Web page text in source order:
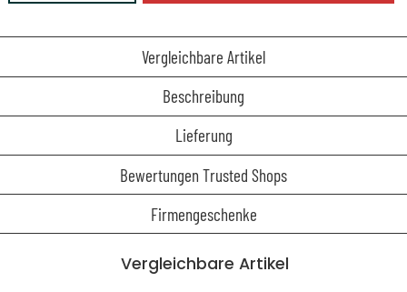
Vergleichbare Artikel
Beschreibung
Lieferung
Bewertungen Trusted Shops
Firmengeschenke
Vergleichbare Artikel